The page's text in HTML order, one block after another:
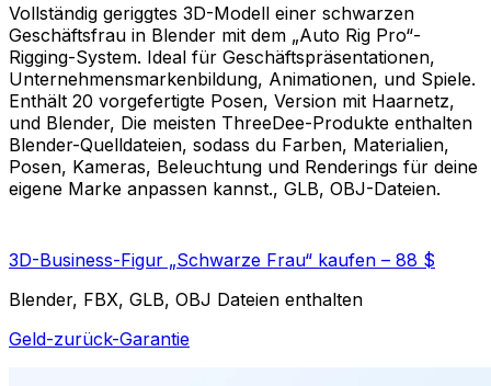
Vollständig geriggtes 3D-Modell einer schwarzen
Geschäftsfrau in Blender mit dem „Auto Rig Pro“-
Rigging-System. Ideal für Geschäftspräsentationen,
Unternehmensmarkenbildung, Animationen, und Spiele.
Enthält 20 vorgefertigte Posen, Version mit Haarnetz,
und Blender, Die meisten ThreeDee-Produkte enthalten
Blender-Quelldateien, sodass du Farben, Materialien,
Posen, Kameras, Beleuchtung und Renderings für deine
eigene Marke anpassen kannst., GLB, OBJ-Dateien.
3D-Business-Figur „Schwarze Frau“ kaufen – 88 $
Blender, FBX, GLB, OBJ Dateien enthalten
Geld-zurück-Garantie